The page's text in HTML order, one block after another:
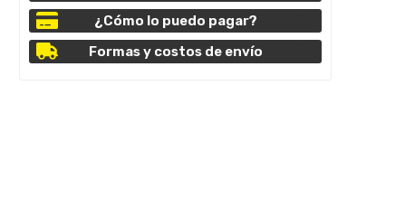
¿Cómo lo puedo pagar?
Formas y costos de envío